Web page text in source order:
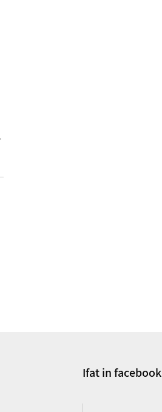
Ifat in facebook